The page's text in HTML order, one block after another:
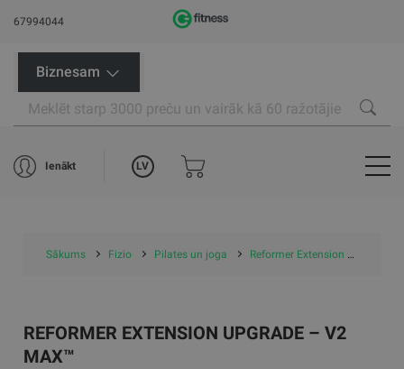
67994044
Biznesam
Ienākt LV
Sākums Fizio Pilates un joga Reformer Extension Upgrade – V2 Max™
REFORMER EXTENSION UPGRADE – V2
MAX™